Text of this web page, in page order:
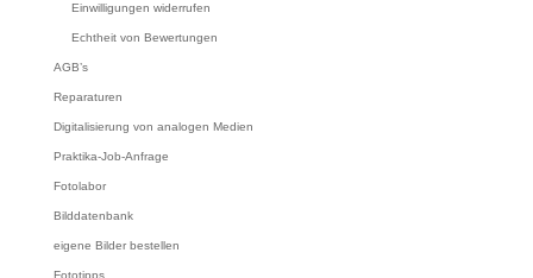
Einwilligungen widerrufen
Echtheit von Bewertungen
AGB’s
Reparaturen
Digitalisierung von analogen Medien
Praktika-Job-Anfrage
Fotolabor
Bilddatenbank
eigene Bilder bestellen
Fototipps